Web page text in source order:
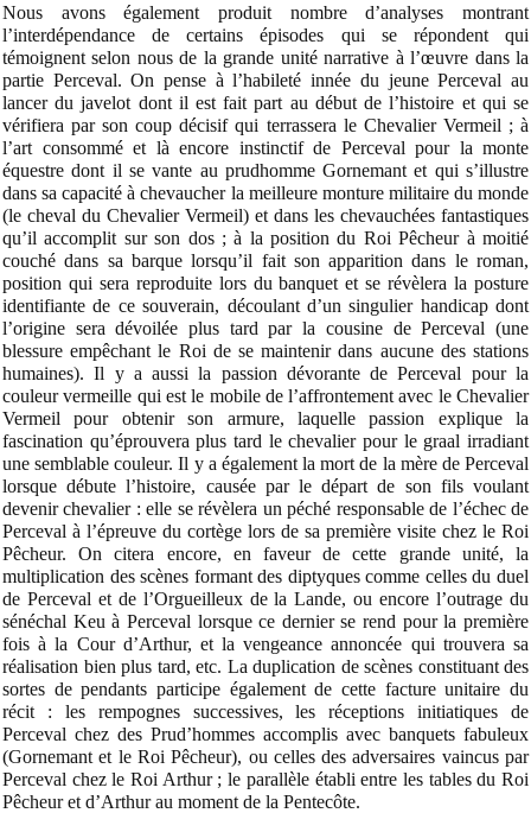
Nous avons également produit nombre d’analyses montrant
l’interdépendance de certains épisodes qui se répondent qui
témoignent selon nous de la grande unité narrative à l’œuvre dans la
partie Perceval. On pense à l’habileté innée du jeune Perceval au
lancer du javelot dont il est fait part au début de l’histoire et qui se
vérifiera par son coup décisif qui terrassera le Chevalier Vermeil ; à
l’art consommé et là encore instinctif de Perceval pour la monte
équestre dont il se vante au prudhomme Gornemant et qui s’illustre
dans sa capacité à chevaucher la meilleure monture militaire du monde
(le cheval du Chevalier Vermeil) et dans les chevauchées fantastiques
qu’il accomplit sur son dos ; à la position du Roi Pêcheur à moitié
couché dans sa barque lorsqu’il fait son apparition dans le roman,
position qui sera reproduite lors du banquet et se révèlera la posture
identifiante de ce souverain, découlant d’un singulier handicap dont
l’origine sera dévoilée plus tard par la cousine de Perceval (une
blessure empêchant le Roi de se maintenir dans aucune des stations
humaines). Il y a aussi la passion dévorante de Perceval pour la
couleur vermeille qui est le mobile de l’affrontement avec le Chevalier
Vermeil pour obtenir son armure, laquelle passion explique la
fascination qu’éprouvera plus tard le chevalier pour le graal irradiant
une semblable couleur. Il y a également la mort de la mère de Perceval
lorsque débute l’histoire, causée par le départ de son fils voulant
devenir chevalier : elle se révèlera un péché responsable de l’échec de
Perceval à l’épreuve du cortège lors de sa première visite chez le Roi
Pêcheur. On citera encore, en faveur de cette grande unité, la
multiplication des scènes formant des diptyques comme celles du duel
de Perceval et de l’Orgueilleux de la Lande, ou encore l’outrage du
sénéchal Keu à Perceval lorsque ce dernier se rend pour la première
fois à la Cour d’Arthur, et la vengeance annoncée qui trouvera sa
réalisation bien plus tard, etc. La duplication de scènes constituant des
sortes de pendants participe également de cette facture unitaire du
récit : les rempognes successives, les réceptions initiatiques de
Perceval chez des Prud’hommes accomplis avec banquets fabuleux
(Gornemant et le Roi Pêcheur), ou celles des adversaires vaincus par
Perceval chez le Roi Arthur ; le parallèle établi entre les tables du Roi
Pêcheur et d’Arthur au moment de la Pentecôte.